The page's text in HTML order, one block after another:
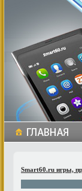
Smart60.ru игры,